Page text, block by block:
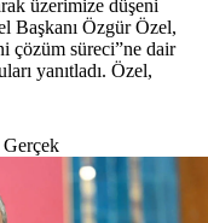
üzerimize düşeni
Başkanı Özgür Özel,
çözüm süreci”ne dair
yanıtladı. Özel,
Gerçek